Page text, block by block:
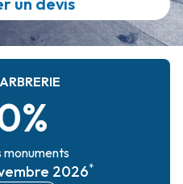
monuments
2026*